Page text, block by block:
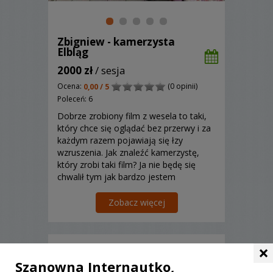
Zbigniew - kamerzysta
Elbląg
2000 zł/ sesja
Ocena: 0,00 / 5
(0 opinii)
Poleceń: 6
Dobrze zrobiony film z wesela to taki,
który chce się oglądać bez przerwy i za
każdym razem pojawiają się łzy
wzruszenia. Jak znaleźć kamerzystę,
który zrobi taki film? Ja nie będę się
chwalił tym jak bardzo jestem
najlepsze filmy za to chętnie opowiem
co zrobić aby film wzruszał nawet po
Zobacz więcej
×
Szanowna Internautko,